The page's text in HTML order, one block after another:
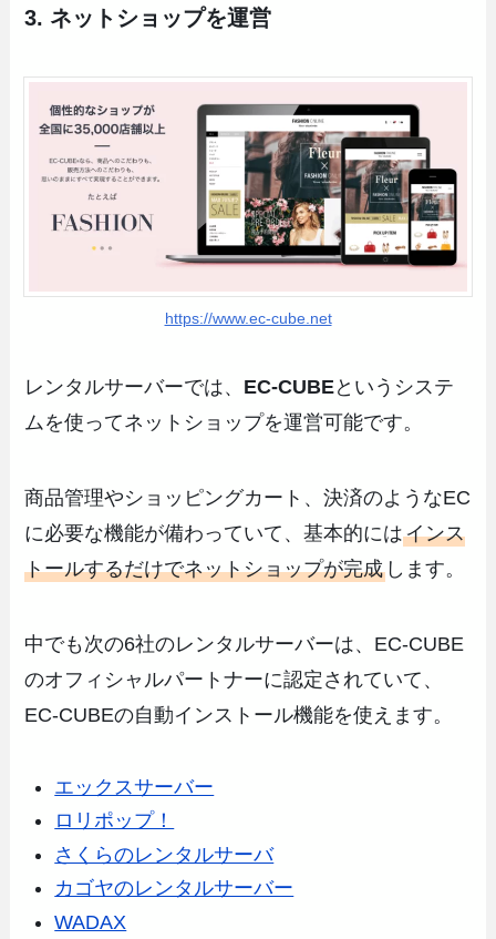
3. ネットショップを運営
https://www.ec-cube.net
レンタルサーバーでは、 EC-CUBEというシステ
ムを使ってネットショップを運営可能です。
商品管理やショッピングカート、決済のようなEC
に必要な機能が備わっていて、基本的にはインス
トールするだけでネットショップが完成 します。
中でも次の6社のレンタルサーバーは、EC-CUBE
のオフィシャルパートナーに認定されていて、
EC-CUBEの自動インストール機能を使えます。
エックスサーバー
ロリポップ！
さくらのレンタルサーバ
カゴヤのレンタルサーバー
WADAX